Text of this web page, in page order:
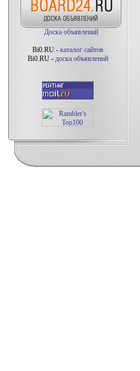
Доска объявлений
Bi0.RU - каталог сайтов
Bi0.RU - доска объявлений